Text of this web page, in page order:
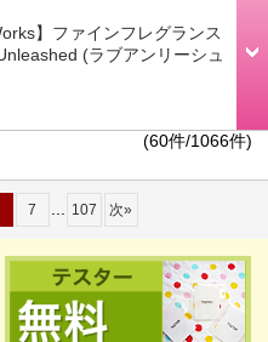
】ファインフレグランス
(ラブアンリーシュ
(60件/1066件)
7 ... 107 次»